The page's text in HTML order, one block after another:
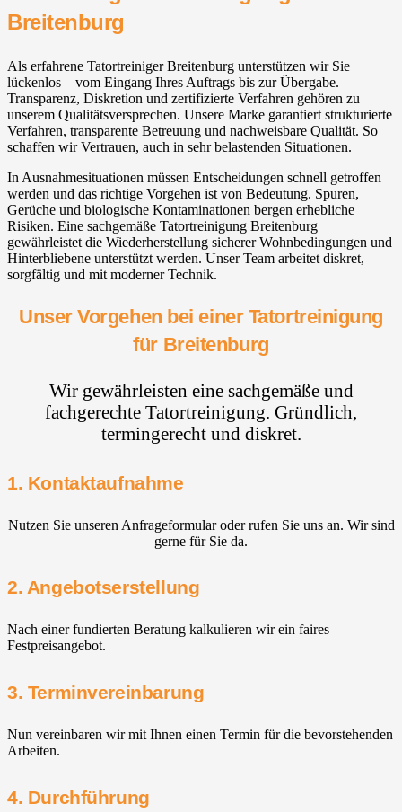
Breitenburg
Als erfahrene Tatortreiniger Breitenburg unterstützen wir Sie
lückenlos – vom Eingang Ihres Auftrags bis zur Übergabe.
Transparenz, Diskretion und zertifizierte Verfahren gehören zu
unserem Qualitätsversprechen. Unsere Marke garantiert strukturierte
Verfahren, transparente Betreuung und nachweisbare Qualität. So
schaffen wir Vertrauen, auch in sehr belastenden Situationen.
In Ausnahmesituationen müssen Entscheidungen schnell getroffen
werden und das richtige Vorgehen ist von Bedeutung. Spuren,
Gerüche und biologische Kontaminationen bergen erhebliche
Risiken. Eine sachgemäße Tatortreinigung Breitenburg
gewährleistet die Wiederherstellung sicherer Wohnbedingungen und
Hinterbliebene unterstützt werden. Unser Team arbeitet diskret,
sorgfältig und mit moderner Technik.
Unser Vorgehen bei einer Tatortreinigung
für Breitenburg
Wir gewährleisten eine sachgemäße und
fachgerechte Tatortreinigung. Gründlich,
termingerecht und diskret.
1. Kontaktaufnahme
Nutzen Sie unseren Anfrageformular oder rufen Sie uns an. Wir sind
gerne für Sie da.
2. Angebotserstellung
Nach einer fundierten Beratung kalkulieren wir ein faires
Festpreisangebot.
3. Terminvereinbarung
Nun vereinbaren wir mit Ihnen einen Termin für die bevorstehenden
Arbeiten.
4. Durchführung